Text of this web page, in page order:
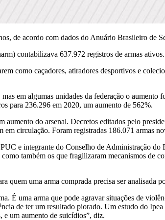
de acordo com dados do Anuário Brasileiro de
contabilizava 637.972 registros de armas
como caçadores, atiradores desportivos e
em algumas unidades da federação o
para 236.296 em 2020, um aumento de 562%.
aumento do arsenal. Decretos editados pelo
em circulação. Foram registradas 186.071 armas
e integrante do Conselho de Administração
também os que fragilizaram mecanismos de
quem uma arma comprada precisa ser analisada
É uma arma que pode agravar situações de
de ter um resultado piorado. Um estudo do
e um aumento de suicídios”, diz.